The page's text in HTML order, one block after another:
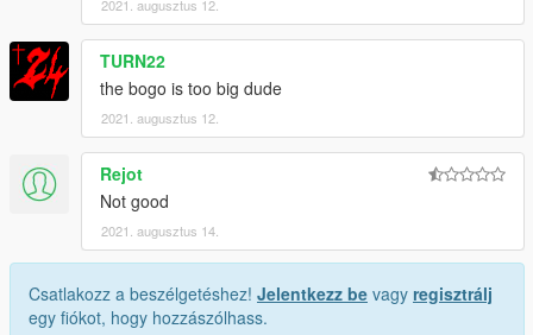
2021. augusztus 12.
TURN22
the bogo is too big dude
2021. augusztus 12.
Rejot
Not good
2021. augusztus 14.
Csatlakozz a beszélgetéshez! Jelentkezz be vagy regisztrálj
egy fiókot, hogy hozzászólhass.